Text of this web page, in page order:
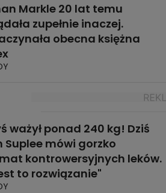
Markle 20 lat temu
zupełnie inaczej.
obecna księżna
ważył ponad 240 kg! Dziś
Suplee mówi gorzko
kontrowersyjnych leków.
to rozwiązanie"